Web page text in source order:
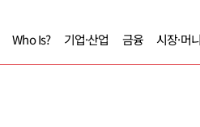
Who Is? 기업·산업 금융 시장·머니